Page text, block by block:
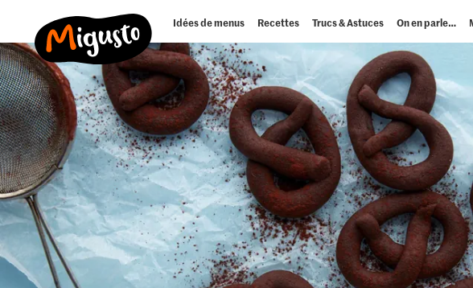
Idées de menus Recettes Trucs & Astuces On en parle…